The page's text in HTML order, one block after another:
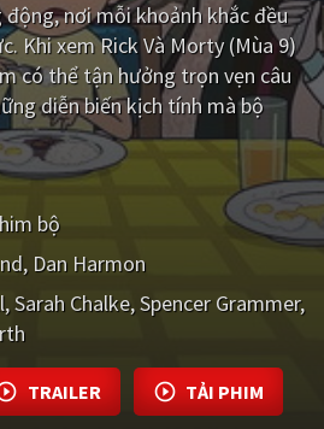
Tiểu sử
DramaTV
Trung Quốc - Hồng Kông
nơi mỗi khoảnh khắc đều
Khi xem Rick Và Morty (Mùa 9)
có thể tận hưởng trọn vẹn câu
diễn biến kịch tính mà bộ
bộ
Dan Harmon
Sarah Chalke Spencer Grammer
TRAILER TẢI PHIM